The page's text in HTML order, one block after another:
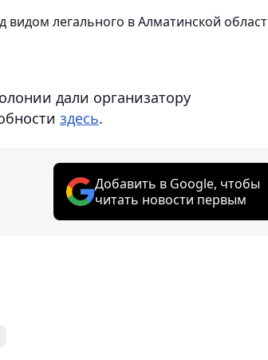
легального в Алматинской
дали организатору
здесь.
Добавить в Google, чтобы
читать новости первым